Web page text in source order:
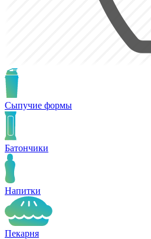
Сыпучие формы
Батончики
Напитки
Пекарня